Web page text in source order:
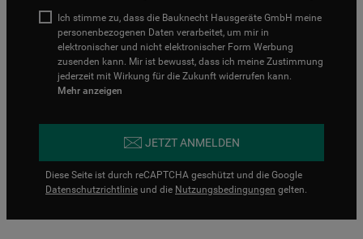
Ich stimme zu, dass die Bauknecht Hausgeräte GmbH meine
personenbezogenen Daten verarbeitet, um mir in
elektronischer und nicht elektronischer Form Werbung
zusenden kann. Mir ist bewusst, dass ich meine Zustimmung
jederzeit mit Wirkung für die Zukunft widerrufen kann.
Mehr anzeigen
JETZT ANMELDEN
Diese Seite ist durch reCAPTCHA geschützt und die Google
Datenschutzrichtlinie und die Nutzungsbedingungen gelten.